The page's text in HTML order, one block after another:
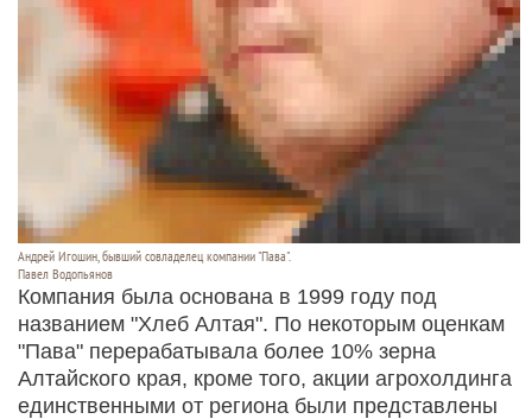
Андрей Игошин, бывший совладелец компании "Пава".
Павел Водопьянов
Компания была основана в 1999 году под
названием "Хлеб Алтая". По некоторым оценкам
"Пава" перерабатывала более 10% зерна
Алтайского края, кроме того, акции агрохолдинга
единственными от региона были представлены